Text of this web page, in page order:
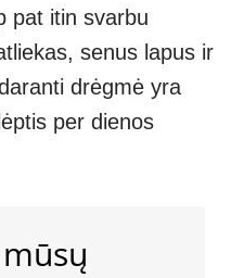
pat itin svarbu
senus lapus ir
drėgmė yra
per dienos